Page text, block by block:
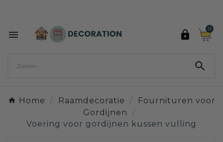
 
0

Home Raamdecoratie
Fournituren voor
Gordijnen
Voering voor gordijnen kussen vulling